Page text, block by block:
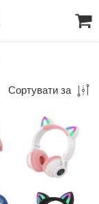
Сортувати за